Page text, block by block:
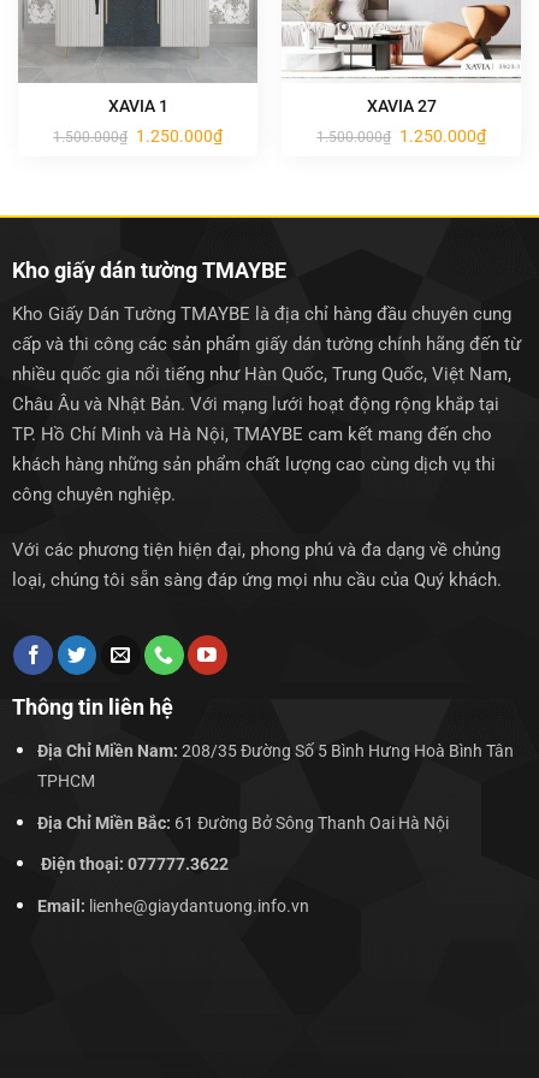
XAVIA 1
1.500.000₫ Giá
gốc
1.250.000₫Giá
hiện
XAVIA 27
1.500.000₫ Giá
gốc
1.250.000₫Giá
hiện
Kho giấy dán tường TMAYBE
Kho Giấy Dán Tường TMAYBE là địa chỉ hàng đầu chuyên cung
cấp và thi công các sản phẩm giấy dán tường chính hãng đến từ
nhiều quốc gia nổi tiếng như Hàn Quốc, Trung Quốc, Việt Nam,
Châu Âu và Nhật Bản. Với mạng lưới hoạt động rộng khắp tại
TP. Hồ Chí Minh và Hà Nội, TMAYBE cam kết mang đến cho
khách hàng những sản phẩm chất lượng cao cùng dịch vụ thi
công chuyên nghiệp.
Với các phương tiện hiện đại, phong phú và đa dạng về chủng
loại, chúng tôi sẵn sàng đáp ứng mọi nhu cầu của Quý khách.
Thông tin liên hệ
Địa Chỉ Miền Nam: 208/35 Đường Số 5 Bình Hưng Hoà Bình Tân
TPHCM
Địa Chỉ Miền Bắc: 61 Đường Bở Sông Thanh Oai Hà Nội
Điện thoại: 077777.3622
Email: lienhe@giaydantuong.info.vn